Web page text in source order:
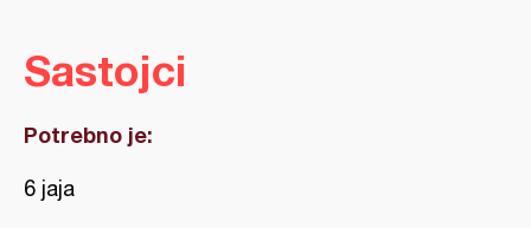
Sastojci
Potrebno je:
6 jaja